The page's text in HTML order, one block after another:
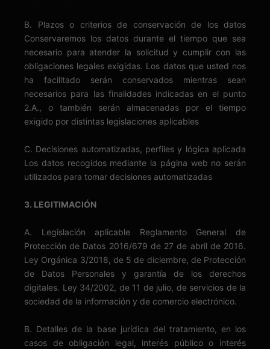
B. Plazos o criterios de conservación de los datos
Conservaremos los datos durante el tiempo que sea
necesario para atender la solicitud y cumplir con las
obligaciones legales exigidas. Los datos que usted nos
ha facilitado serán conservados mientras sean
necesarios para las finalidades indicadas en el punto
2.A., o también serán almacenadas por el tiempo
exigido por distintas legislaciones aplicables
C. Decisiones automatizadas, perfiles y lógica aplicada
Los datos recogidos mediante la página web no serán
utilizados para tomar decisiones automatizadas
3. LEGITIMACIÓN
A. Legislación aplicable Reglamento General de
Protección de Datos 2016/679 de 27 de abril de 2016.
Ley Orgánica 3/2018, de 5 de diciembre, de Protección
de Datos Personales y garantía de los derechos
digitales. Ley 34/2002, de 11 de julio, de servicios de la
sociedad de la información y de comercio electrónico.
B. Detalles de la base jurídica del tratamiento, en los
casos de obligación legal, interés público o interés